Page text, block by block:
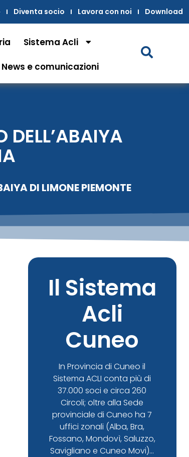
Diventa socio Lavora con noi Download
Sistema Acli
News e comunicazioni
DELL’ABAIYA
DI LIMONE PIEMONTE
Il Sistema
Acli
Cuneo
In Provincia di Cuneo il
Sistema ACLI conta più di
37.000 soci e circa 260
Circoli; oltre alla Sede
provinciale di Cuneo ha 7
uffici zonali (Alba, Bra,
Fossano, Mondovì, Saluzzo,
Savigliano e Cuneo Movi)...